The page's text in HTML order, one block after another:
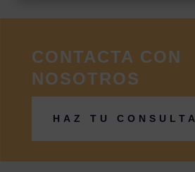
CONTACTA CON
NOSOTROS
HAZ TU CONSULTA